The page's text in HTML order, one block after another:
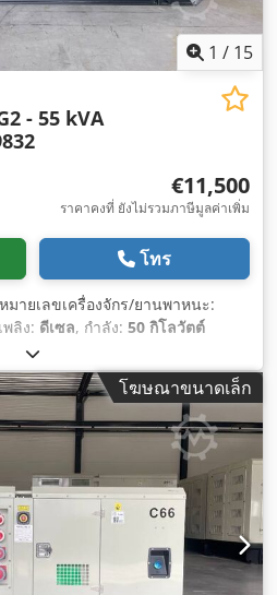
1 / 15
- 55 kVA
€11,500
ราคาคงที่ ยังไม่รวมภาษีมูลค่าเพิ่ม
โทร
มายเลขเครื่องจักร/ยานพาหนะ:
พลิง: ดีเซล, กำลัง: 50 กิโลวัตต์
Cummins 4BTA3.9-G2
โฆษณาขนาดเล็ก